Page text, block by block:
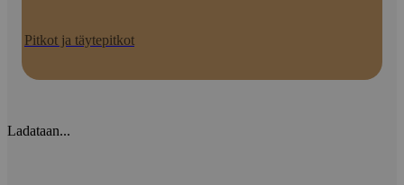
Pitkot ja täytepitkot
Ladataan...